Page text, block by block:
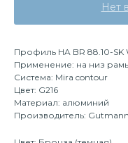
Нет
Профиль HA BR 88.10-
Применение: на низ
Система: Mira contour
Цвет: G216
Материал: алюминий
Производитель: